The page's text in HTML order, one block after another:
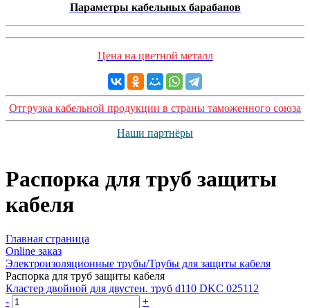
Параметры кабельных барабанов
Цена на цветной металл
Отгрузка кабельной продукции в страны таможенного союза
Наши партнёры
Распорка для труб защиты
кабеля
Главная страница
Оnline заказ
Электроизоляционные трубы/Трубы для защиты кабеля
Распорка для труб защиты кабеля
Кластер двойной для двустен. труб d110 DKC 025112
-
+